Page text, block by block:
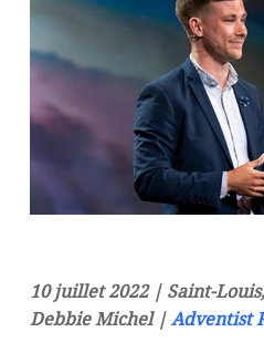
10 juillet 2022 | Saint-
Debbie Michel |Adventist